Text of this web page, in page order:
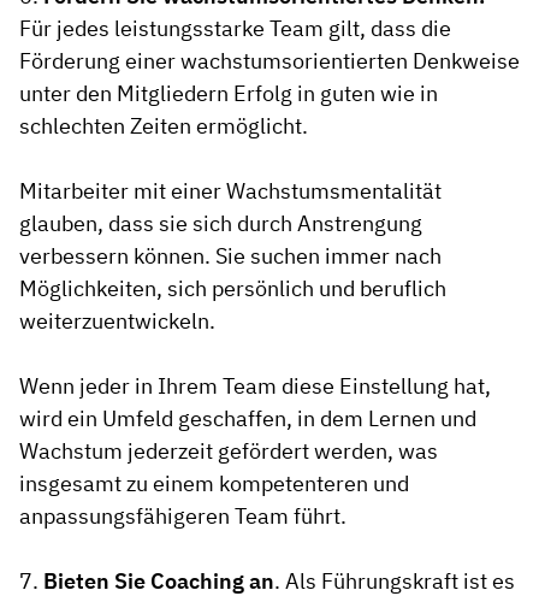
Für jedes leistungsstarke Team gilt, dass die
Förderung einer wachstumsorientierten Denkweise
unter den Mitgliedern Erfolg in guten wie in
schlechten Zeiten ermöglicht.
Mitarbeiter mit einer Wachstumsmentalität
glauben, dass sie sich durch Anstrengung
verbessern können. Sie suchen immer nach
Möglichkeiten, sich persönlich und beruflich
weiterzuentwickeln.
Wenn jeder in Ihrem Team diese Einstellung hat,
wird ein Umfeld geschaffen, in dem Lernen und
Wachstum jederzeit gefördert werden, was
insgesamt zu einem kompetenteren und
anpassungsfähigeren Team führt.
7. Bieten Sie Coaching an. Als Führungskraft ist es